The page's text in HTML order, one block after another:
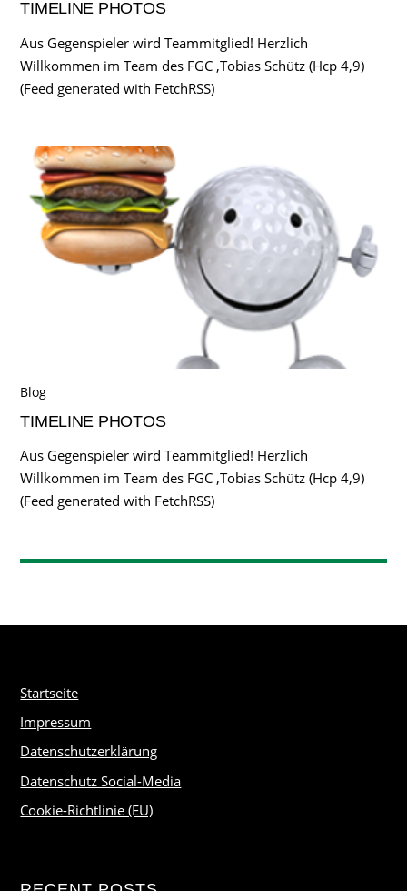
TIMELINE PHOTOS
Aus Gegenspieler wird Teammitglied! Herzlich
Willkommen im Team des FGC ,Tobias Schütz (Hcp 4,9)
(Feed generated with FetchRSS)
Blog
TIMELINE PHOTOS
Aus Gegenspieler wird Teammitglied! Herzlich
Willkommen im Team des FGC ,Tobias Schütz (Hcp 4,9)
(Feed generated with FetchRSS)
Startseite
Impressum
Datenschutzerklärung
Datenschutz Social-Media
Cookie-Richtlinie (EU)